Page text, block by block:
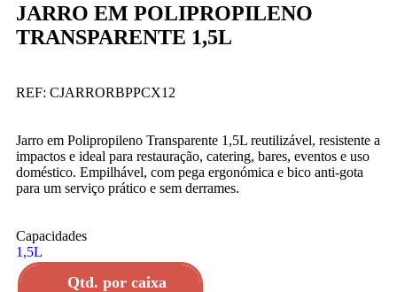
JARRO EM POLIPROPILENO
TRANSPARENTE 1,5L
REF: CJARRORBPPCX12
Jarro em Polipropileno Transparente 1,5L reutilizável, resistente a
impactos e ideal para restauração, catering, bares, eventos e uso
doméstico. Empilhável, com pega ergonómica e bico anti-gota
para um serviço prático e sem derrames.
Capacidades
1,5L
Qtd. por caixa